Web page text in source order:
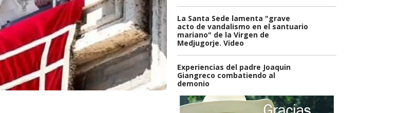
La Santa Sede lamenta "grave
acto de vandalismo en el santuario
mariano" de la Virgen de
Medjugorje. Video
Experiencias del padre Joaquin
Giangreco combatiendo al
demonio